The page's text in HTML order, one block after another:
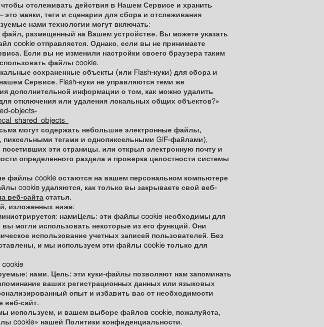
отслеживать действия в Нашем Сервисе и хранить
маяки, теги и сценарии для сбора и отслеживания
нами технологии могут включать:
размещенный на Вашем устройстве. Вы можете указать
cookie отправляется. Однако, если вы не принимаете
Если вы не изменили настройки своего браузера таким
файлы cookie.
сохраненные объекты (или Flash-куки) для сбора и
Сервисе. Flash-куки не управляются теми же
дополнительной информации о том, как можно удалить
отключения или удаления локальных общих объектов?»
objects-
могут содержать небольшие электронные файлы,
тегами и однопиксельными GIF-файлами),
эти страницы. или открыл электронную почту и
определенного раздела и проверка целостности системы
файлы cookie остаются на вашем персональном компьютере
cookie удаляются, как только вы закрываете свой веб-
веб-сайта статья.
изложенных ниже:
намиЦель: эти файлы cookie необходимы для
могли использовать некоторые из его функций. Они
использование учетных записей пользователей. Без
и мы используем эти файлы cookie только для
нами. Цель: эти куки-файлы позволяют нам запоминать
ваших регистрационных данных или языковых
опыт и избавить вас от необходимости
веб-сайт.
используем, и вашем выборе файлов cookie, пожалуйста,
cookie» нашей Политики конфиденциальности.